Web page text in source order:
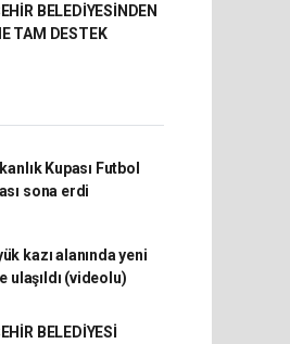
BELEDİYESİNDEN
TAM DESTEK
Kupası Futbol
sona erdi
kazı alanında yeni
ulaşıldı (videolu)
BELEDİYESİ